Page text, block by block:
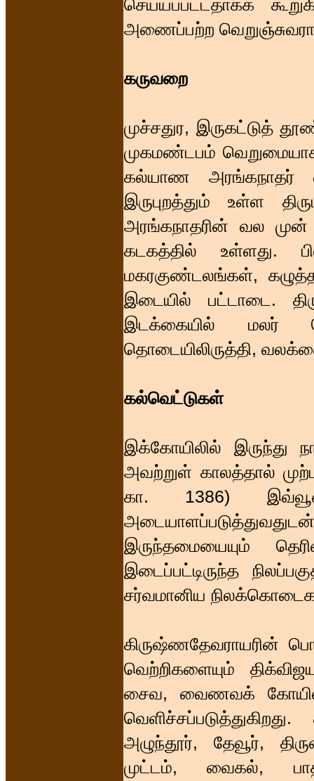
செய்யப்பட்டதாகக்
அணைப்பற்ற
கருவறை
முச்சதுர, இருகட்டுத்
முகமண்டபம்
கல்யாண அரங்கநாதர்
இருபுறத்தும் உள்ள
அரங்கநாதரின் வல முன்
கடகத்தில் உள்ளது.
மகரகுண்டலங்கள்,
இடையில் பட்டாடை.
இடக்கையில் மலர்
தொடையிலிருத்தி,
கல்வெட்டுகள்
இக்கோயிலில் இருந்து
அவற்றுள் காலத்தால்
கா. 1386)
இருந்தமையையும்
இடைப்பட்டிருந்த
சர்வமானிய
கிருஷ்ணதேவராயரின்
வெற்றிகளையும்
சைவ, வைணவக்
அழுந்தூர், தேவூர்,
முட்டம், வைகல்,